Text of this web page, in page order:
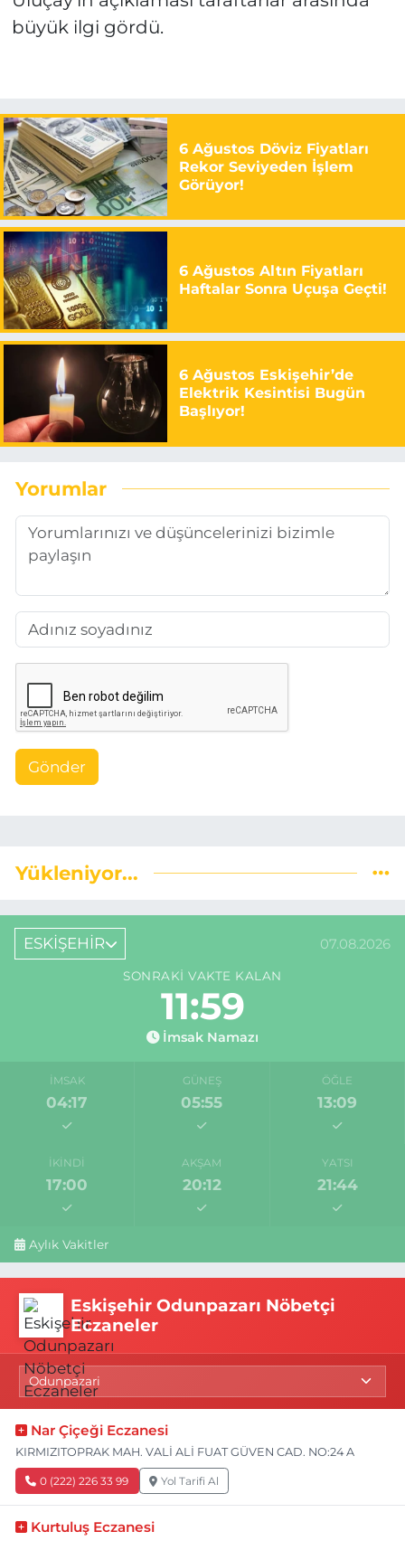
büyük ilgi gördü.
6 Ağustos Döviz Fiyatları
Rekor Seviyeden İşlem
Görüyor!
6 Ağustos Altın Fiyatları
Haftalar Sonra Uçuşa Geçti!
6 Ağustos Eskişehir’de
Elektrik Kesintisi Bugün
Başlıyor!
Yorumlar
Gönder
Yükleniyor...
ESKİŞEHİR 07.08.2026
SONRAKI VAKTE KALAN
11:58
İmsak Namazı
İMSAK
04:17
GÜNEŞ
05:55
ÖĞLE
13:09
İKINDI
17:00
AKŞAM
20:12
YATSI
21:44
Aylık Vakitler
Eskişehir Odunpazarı Nöbetçi
Eczaneler
Nar Çiçeği Eczanesi
KIRMIZITOPRAK MAH. VALİ ALİ FUAT GÜVEN CAD. NO:24 A
0 (222) 226 33 99 Yol Tarifi Al
Kurtuluş Eczanesi